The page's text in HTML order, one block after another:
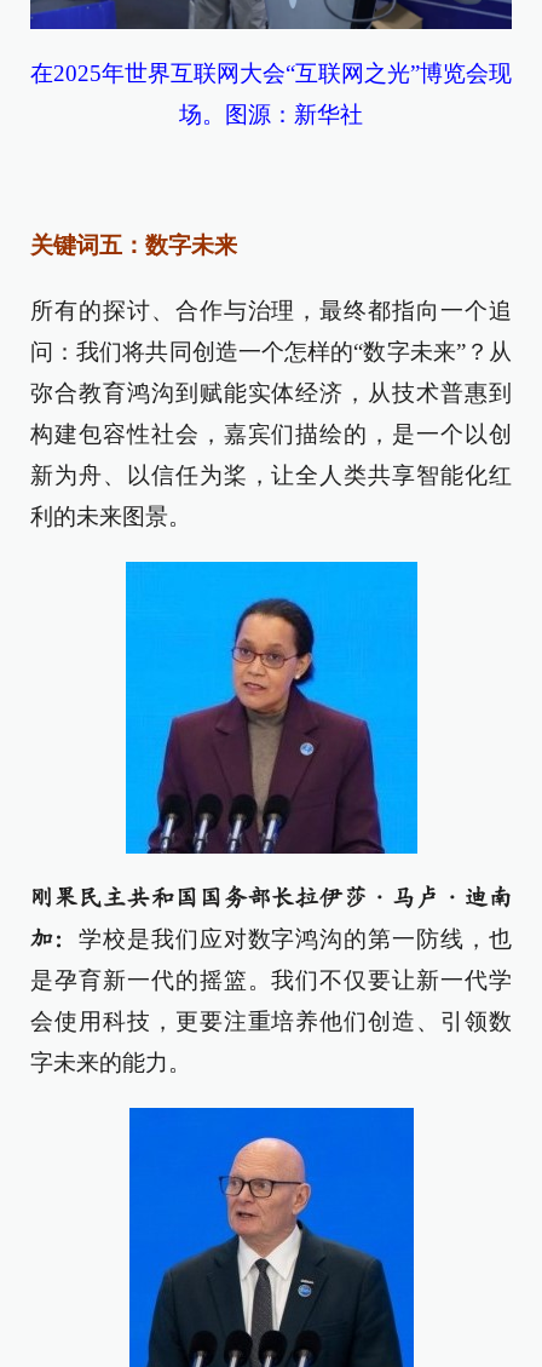
在2025年世界互联网大会“互联网之光”博览会现
场。图源：新华社
关键词五：数字未来
所有的探讨、合作与治理，最终都指向一个追
问：我们将共同创造一个怎样的“数字未来”？从
弥合教育鸿沟到赋能实体经济，从技术普惠到
构建包容性社会，嘉宾们描绘的，是一个以创
新为舟、以信任为桨，让全人类共享智能化红
利的未来图景。
刚果民主共和国国务部长拉伊莎·马卢·迪南
加： 学校是我们应对数字鸿沟的第一防线，也
是孕育新一代的摇篮。我们不仅要让新一代学
会使用科技，更要注重培养他们创造、引领数
字未来的能力。